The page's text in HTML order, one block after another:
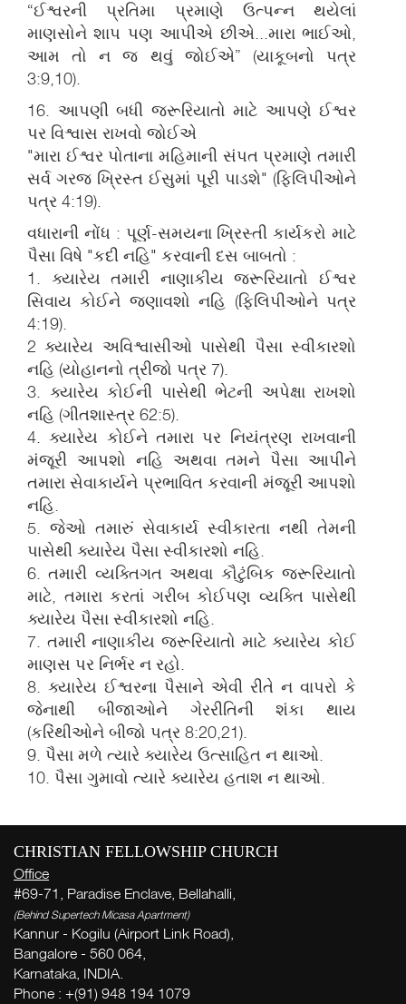
“ઈશ્વરની પ્રતિમા પ્રમાણે ઉત્પન્‍ન થયેલાં
માણસોને શાપ પણ આપીએ છીએ...મારા ભાઈઓ,
આમ તો ન જ થવું જોઈએ” (યાકૂબનો પત્ર
3:9,10).
16. આપણી બધી જરૂરિયાતો માટે આપણે ઈશ્વર
પર વિશ્વાસ રાખવો જોઈએ
"મારા ઈશ્વર પોતાના મહિમાની સંપત પ્રમાણે તમારી
સર્વ ગરજ ખ્રિસ્ત ઈસુમાં પૂરી પાડશે" (ફિલિપીઓને
પત્ર 4:19).
વધારાની નોંધ : પૂર્ણ-સમયના ખ્રિસ્તી કાર્યકરો માટે
પૈસા વિષે "કદી નહિ" કરવાની દસ બાબતો :
1. ક્યારેય તમારી નાણાકીય જરૂરિયાતો ઈશ્વર
સિવાય કોઈને જણાવશો નહિ (ફિલિપીઓને પત્ર
4:19).
2 ક્યારેય અવિશ્વાસીઓ પાસેથી પૈસા સ્વીકારશો
નહિ (યોહાનનો ત્રીજો પત્ર 7).
3. ક્યારેય કોઈની પાસેથી ભેટની અપેક્ષા રાખશો
નહિ (ગીતશાસ્ત્ર 62:5).
4. ક્યારેય કોઈને તમારા પર નિયંત્રણ રાખવાની
મંજૂરી આપશો નહિ અથવા તમને પૈસા આપીને
તમારા સેવાકાર્યને પ્રભાવિત કરવાની મંજૂરી આપશો
નહિ.
5. જેઓ તમારું સેવાકાર્ય સ્વીકારતા નથી તેમની
પાસેથી ક્યારેય પૈસા સ્વીકારશો નહિ.
6. તમારી વ્યક્તિગત અથવા કૌટુંબિક જરૂરિયાતો
માટે, તમારા કરતાં ગરીબ કોઈપણ વ્યક્તિ પાસેથી
ક્યારેય પૈસા સ્વીકારશો નહિ.
7. તમારી નાણાકીય જરૂરિયાતો માટે ક્યારેય કોઈ
માણસ પર નિર્ભર ન રહો.
8. ક્યારેય ઈશ્વરના પૈસાને એવી રીતે ન વાપરો કે
જેનાથી બીજાઓને ગેરરીતિની શંકા થાય
(કરિંથીઓને બીજો પત્ર 8:20,21).
9. પૈસા મળે ત્યારે ક્યારેય ઉત્સાહિત ન થાઓ.
10. પૈસા ગુમાવો ત્યારે ક્યારેય હતાશ ન થાઓ.
CHRISTIAN FELLOWSHIP CHURCH
Office
#69-71, Paradise Enclave, Bellahalli,
(Behind Supertech Micasa Apartment)
Kannur - Kogilu (Airport Link Road),
Bangalore - 560 064,
Karnataka, INDIA.
Phone : +(91) 948 194 1079